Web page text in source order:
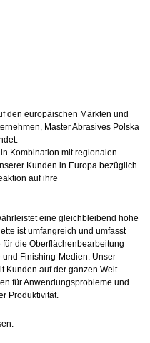
den europäischen Märkten und
Master Abrasives Polska
Kombination mit regionalen
Kunden in Europa bezüglich
auf ihre
eine gleichbleibend hohe
ist umfangreich und umfasst
die Oberflächenbearbeitung
Finishing-Medien. Unser
Kunden auf der ganzen Welt
für Anwendungsprobleme und
Produktivität.